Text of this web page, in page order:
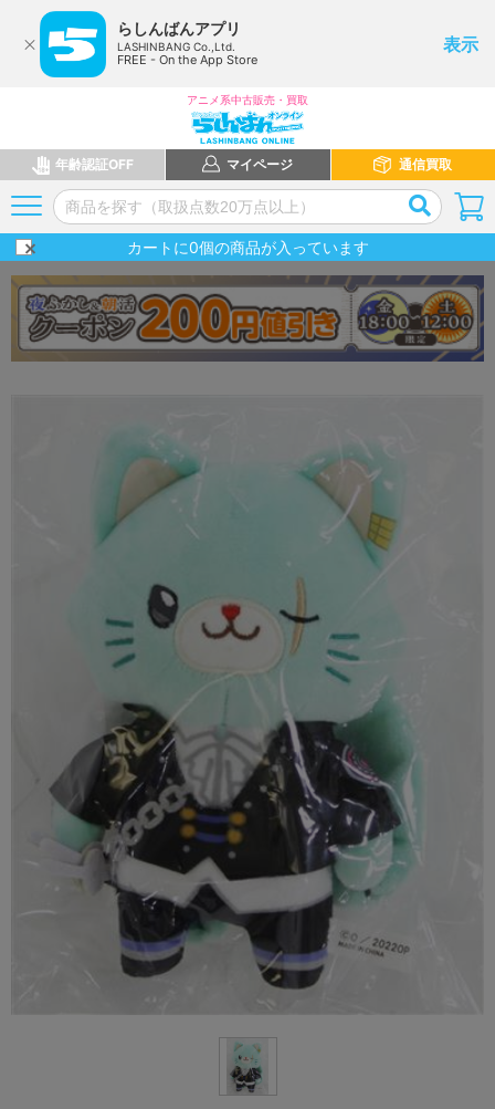
らしんばんアプリ
LASHINBANG Co.,Ltd.
FREE - On the App Store
表示
アニメ系中古販売・買取
年齢認証OFF マイページ 通信買取
カートに0個の商品が入っています